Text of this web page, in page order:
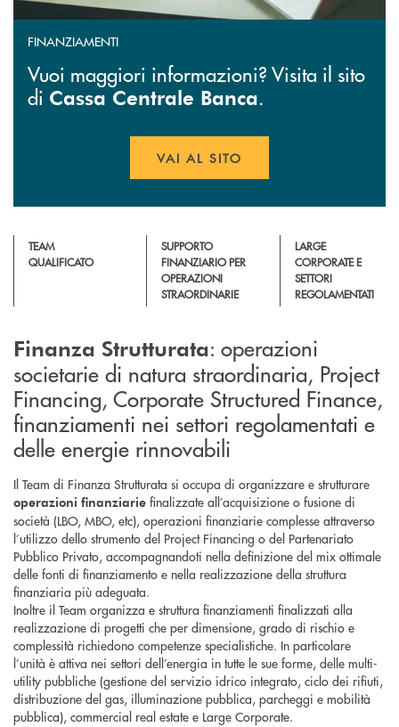
FINANZIAMENTI
Vuoi maggiori informazioni? Visita il sito
di Cassa Centrale Banca.
VAI AL SITO
TEAM
QUALIFICATO
SUPPORTO
FINANZIARIO PER
OPERAZIONI
STRAORDINARIE
LARGE
CORPORATE E
SETTORI
REGOLAMENTATI
Finanza Strutturata: operazioni
societarie di natura straordinaria, Project
Financing, Corporate Structured Finance,
finanziamenti nei settori regolamentati e
delle energie rinnovabili
Il Team di Finanza Strutturata si occupa di organizzare e strutturare
operazioni finanziarie finalizzate all’acquisizione o fusione di
società (LBO, MBO, etc), operazioni finanziarie complesse attraverso
l’utilizzo dello strumento del Project Financing o del Partenariato
Pubblico Privato, accompagnandoti nella definizione del mix ottimale
delle fonti di finanziamento e nella realizzazione della struttura
finanziaria più adeguata.
Inoltre il Team organizza e struttura finanziamenti finalizzati alla
realizzazione di progetti che per dimensione, grado di rischio e
complessità richiedono competenze specialistiche. In particolare
l’unità è attiva nei settori dell’energia in tutte le sue forme, delle multi-
utility pubbliche (gestione del servizio idrico integrato, ciclo dei rifiuti,
distribuzione del gas, illuminazione pubblica, parcheggi e mobilità
pubblica), commercial real estate e Large Corporate.